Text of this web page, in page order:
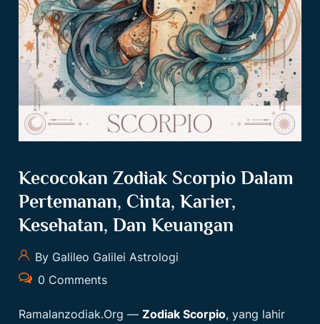
Kecocokan Zodiak Scorpio Dalam
Pertemanan, Cinta, Karier,
Kesehatan, Dan Keuangan
By Galileo Galilei Astrologi
0 Comments
Ramalanzodiak.org —ZodiakScorpio, yang lahir